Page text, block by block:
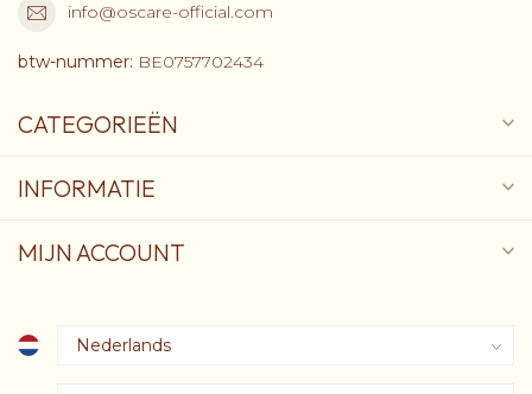
info@oscare-official.com
btw-nummer: BE0757702434
CATEGORIEËN
INFORMATIE
MIJN ACCOUNT